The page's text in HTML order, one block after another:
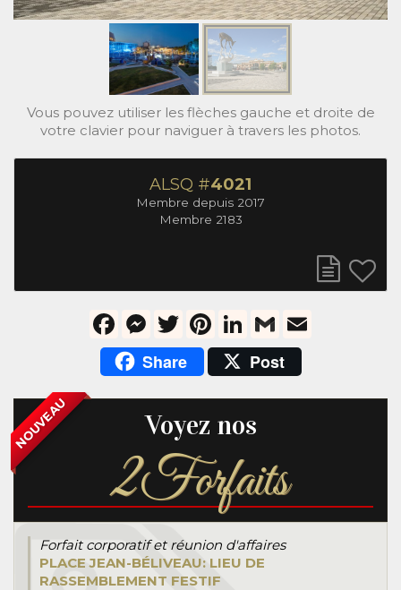
Vous pouvez utiliser les flèches gauche et droite de
votre clavier pour naviguer à travers les photos.
ALSQ #4021
Membre depuis 2017
Membre 2183
FacebookMessenger
TwitterPinterestLinkedIn
Gmail
Share Post
NOUVEAU Voyez nos
2Forfaits
Forfait corporatif et réunion d'affaires
PLACE JEAN-BÉLIVEAU: LIEU DE
RASSEMBLEMENT FESTIF